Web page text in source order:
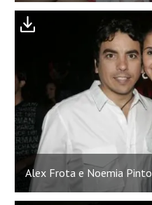
Alex Frota e Noemia Pinto